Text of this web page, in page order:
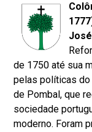
José I
de 1750 até sua
pelas políticas do
de Pombal, que
sociedade
moderno. Foram